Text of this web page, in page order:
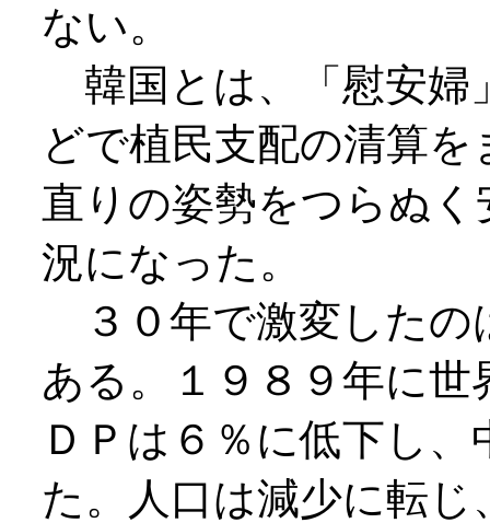
ない。
韓国とは、「慰安婦
どで植民支配の清算
直りの姿勢をつらぬ
況になった。
３０年で激変したの
ある。１９８９年に
ＤＰは６％に低下し
た。人口は減少に転